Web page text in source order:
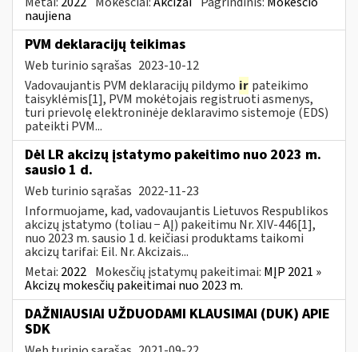
naujiena
PVM deklaracijų teikimas
Web turinio sąrašas 2023-10-12
Vadovaujantis PVM deklaracijų pildymo ir pateikimo
taisyklėmis[1], PVM mokėtojais registruoti asmenys,
turi prievolę elektroninėje deklaravimo sistemoje (EDS)
pateikti PVM...
Dėl LR akcizų įstatymo pakeitimo nuo 2023 m.
sausio 1 d.
Web turinio sąrašas 2022-11-23
Informuojame, kad, vadovaujantis Lietuvos Respublikos
akcizų įstatymo (toliau − AĮ) pakeitimu Nr. XIV-446[1],
nuo 2023 m. sausio 1 d. keičiasi produktams taikomi
akcizų tarifai: Eil. Nr. Akcizais...
Metai: 2022 Mokesčių įstatymų pakeitimai: MĮP 2021 »
Akcizų mokesčių pakeitimai nuo 2023 m.
DAŽNIAUSIAI UŽDUODAMI KLAUSIMAI (DUK) APIE
SDK